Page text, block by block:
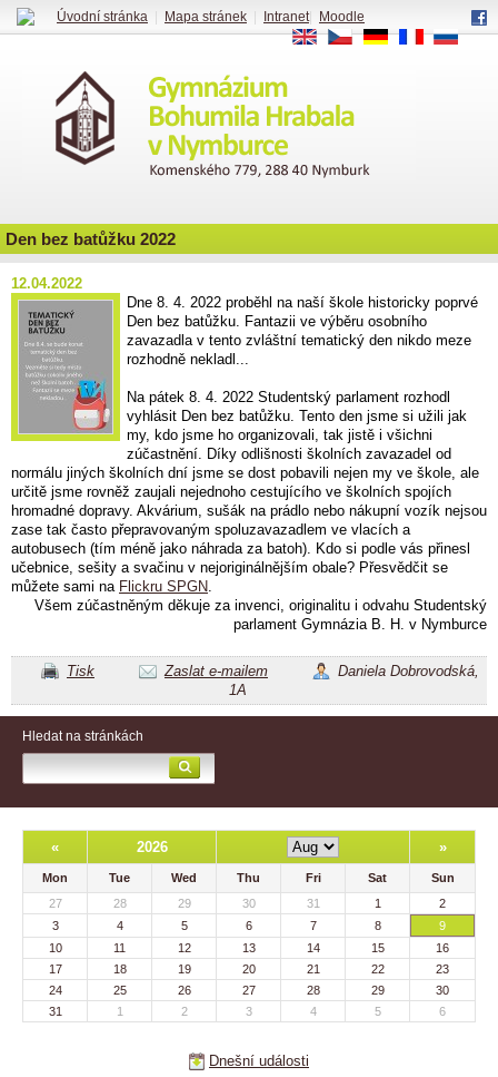
Den bez batůžku 2022
12.04.2022
Dne 8. 4. 2022 proběhl na naší škole historicky poprvé
Den bez batůžku. Fantazii ve výběru osobního
zavazadla v tento zvláštní tematický den nikdo meze
rozhodně nekladl...
Na pátek 8. 4. 2022 Studentský parlament rozhodl
vyhlásit Den bez batůžku. Tento den jsme si užili jak
my, kdo jsme ho organizovali, tak jistě i všichni
zúčastnění. Díky odlišnosti školních zavazadel od
normálu jiných školních dní jsme se dost pobavili nejen my ve škole, ale
určitě jsme rovněž zaujali nejednoho cestujícího ve školních spojích
hromadné dopravy. Akvárium, sušák na prádlo nebo nákupní vozík nejsou
zase tak často přepravovaným spoluzavazadlem ve vlacích a
autobusech (tím méně jako náhrada za batoh). Kdo si podle vás přinesl
učebnice, sešity a svačinu v nejoriginálnějším obale? Přesvědčit se
můžete sami na Flickru SPGN.
Všem zúčastněným děkuje za invenci, originalitu i odvahu Studentský
parlament Gymnázia B. H. v Nymburce
Tisk Zaslat e-mailem
Daniela Dobrovodská,
1A
Hledat na stránkách
« 2026 »
Mon Tue Wed Thu Fri Sat
Sun
27
28 29 30 31 1
2
3
4 5 6 7 8
9
10
11 12 13 14 15
16
17
18 19 20 21 22
23
24
25 26 27 28 29
30
31
1 2 3 4 5 6
Dnešní události
Úvodní stránka Mapa stránek Intranet|
Moodle
EN
CS DE FR RU